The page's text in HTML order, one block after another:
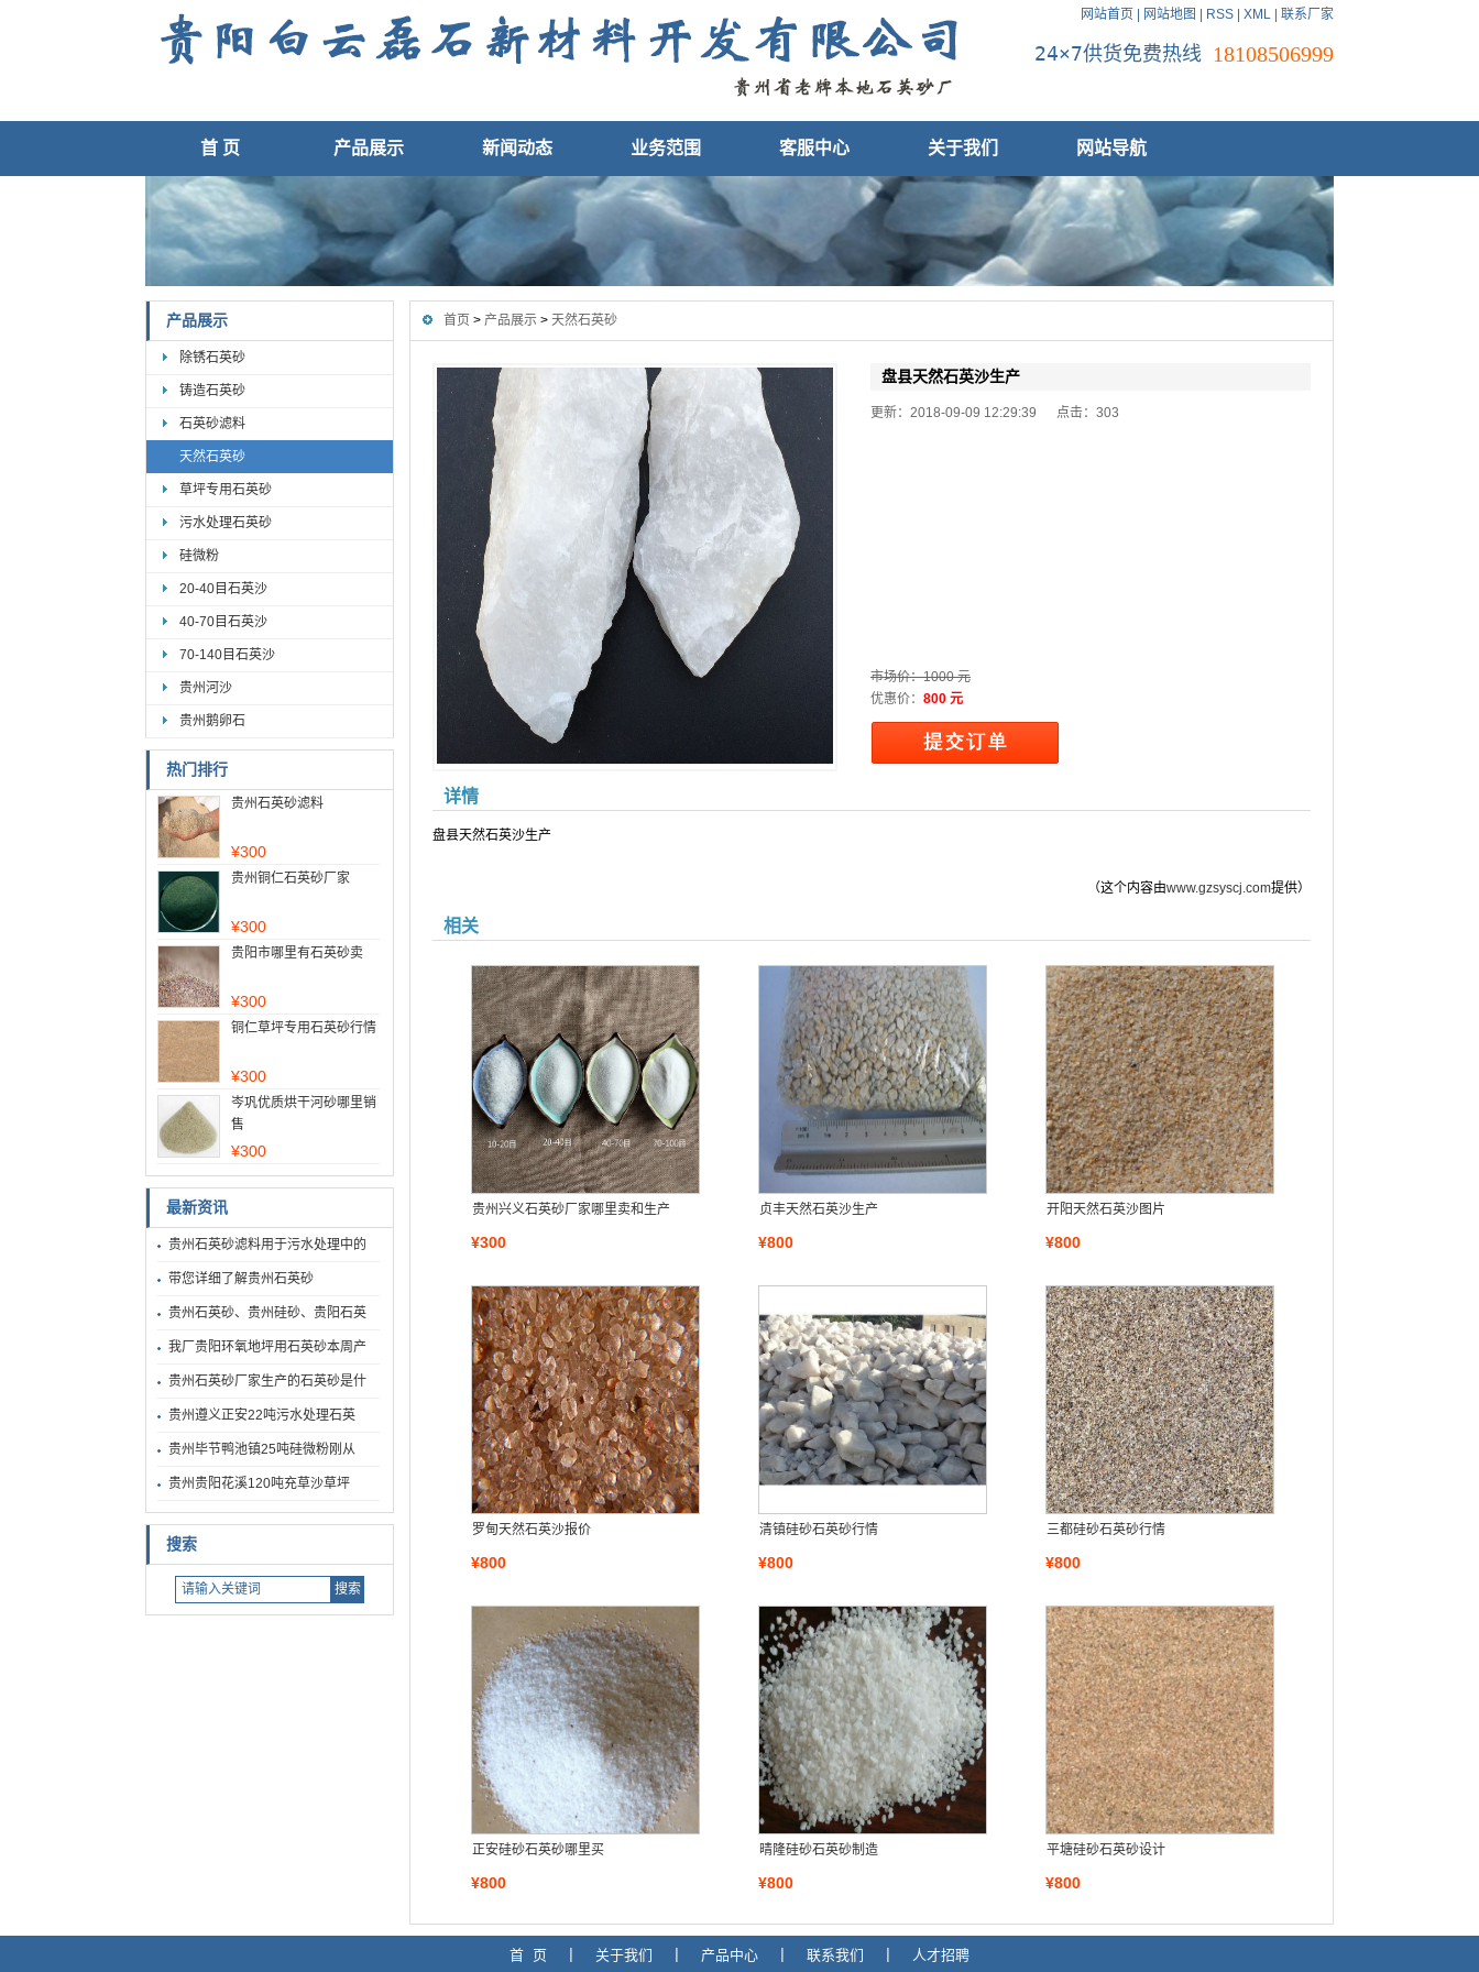
网站首页 网站地图 RSS XML 联系厂家
18108506999
24×7供货免费热线
首 页 产品展示 新闻动态 业务范围 客服中心 关于我们 网站导航
产品展示
除锈石英砂
铸造石英砂
石英砂滤料
天然石英砂
草坪专用石英砂
污水处理石英砂
硅微粉
20-40目石英沙
40-70目石英沙
70-140目石英沙
贵州河沙
贵州鹅卵石
热门排行
贵州石英砂滤料
¥300
贵州铜仁石英砂厂家
¥300
贵阳市哪里有石英砂卖
¥300
铜仁草坪专用石英砂行情
¥300
岑巩优质烘干河砂哪里销
售
¥300
最新资讯
贵州石英砂滤料用于污水处理中的
带您详细了解贵州石英砂
贵州石英砂、贵州硅砂、贵阳石英
我厂贵阳环氧地坪用石英砂本周产
贵州石英砂厂家生产的石英砂是什
贵州遵义正安22吨污水处理石英
贵州毕节鸭池镇25吨硅微粉刚从
贵州贵阳花溪120吨充草沙草坪
搜索
首页 > 产品展示 > 天然石英砂
盘县天然石英沙生产
更新：2018-09-09 12:29:39 点击： 303
市场价：1000 元
优惠价： 800 元
详情
盘县天然石英沙生产
（这个内容由www.gzsyscj.com提供）
相关
贵州兴义石英砂厂家哪里卖和生产
¥300
贞丰天然石英沙生产
¥800
开阳天然石英沙图片
¥800
罗甸天然石英沙报价
¥800
清镇硅砂石英砂行情
¥800
三都硅砂石英砂行情
¥800
正安硅砂石英砂哪里买
¥800
晴隆硅砂石英砂制造
¥800
平塘硅砂石英砂设计
¥800
首 页 关于我们 产品中心 联系我们 人才招聘